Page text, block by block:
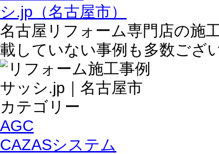
名古屋リフォーム専門店の施
載していない事例も多数ござ
AGC
CAZASシステム